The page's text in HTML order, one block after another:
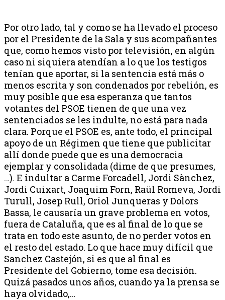
Por otro lado, tal y como se ha llevado el proceso
por el Presidente de la Sala y sus acompañantes
que, como hemos visto por televisión, en algún
caso ni siquiera atendían a lo que los testigos
tenían que aportar, si la sentencia está más o
menos escrita y son condenados por rebelión, es
muy posible que esa esperanza que tantos
votantes del PSOE tienen de que una vez
sentenciados se les indulte, no está para nada
clara. Porque el PSOE es, ante todo, el principal
apoyo de un Régimen que tiene que publicitar
allí donde puede que es una democracia
ejemplar y consolidada (dime de que presumes,
…). E indultar a Carme Forcadell, Jordi Sànchez,
Jordi Cuixart, Joaquim Forn, Raül Romeva, Jordi
Turull, Josep Rull, Oriol Junqueras y Dolors
Bassa, le causaría un grave problema en votos,
fuera de Cataluña, que es al final de lo que se
trata en todo este asunto, de no perder votos en
el resto del estado. Lo que hace muy difícil que
Sanchez Castejón, si es que al final es
Presidente del Gobierno, tome esa decisión.
Quizá pasados unos años, cuando ya la prensa se
haya olvidado,…